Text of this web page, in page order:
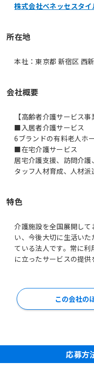
株式会社ベネッセスタイ
所在地
本社：東京都 新宿区 西
会社概要
【高齢者介護サービス事
■入居者介護サービス
6ブランドの有料老人ホ
■在宅介護サービス
居宅介護支援、訪問介
タッフ人材育成、人材派
特色
介護施設を全国展開し
い、今後大切に生活い
ている法人です。常に
に立ったサービスの提供
この会社の
応募方